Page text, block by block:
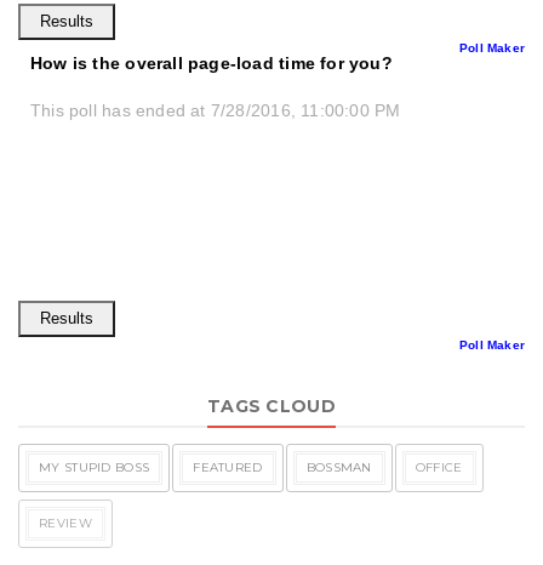
Poll Maker
How is the overall page-load time for you?
This poll has ended at 7/28/2016, 11:00:00 PM
Poll Maker
TAGS CLOUD
MY STUPID BOSS FEATURED BOSSMAN OFFICE
REVIEW